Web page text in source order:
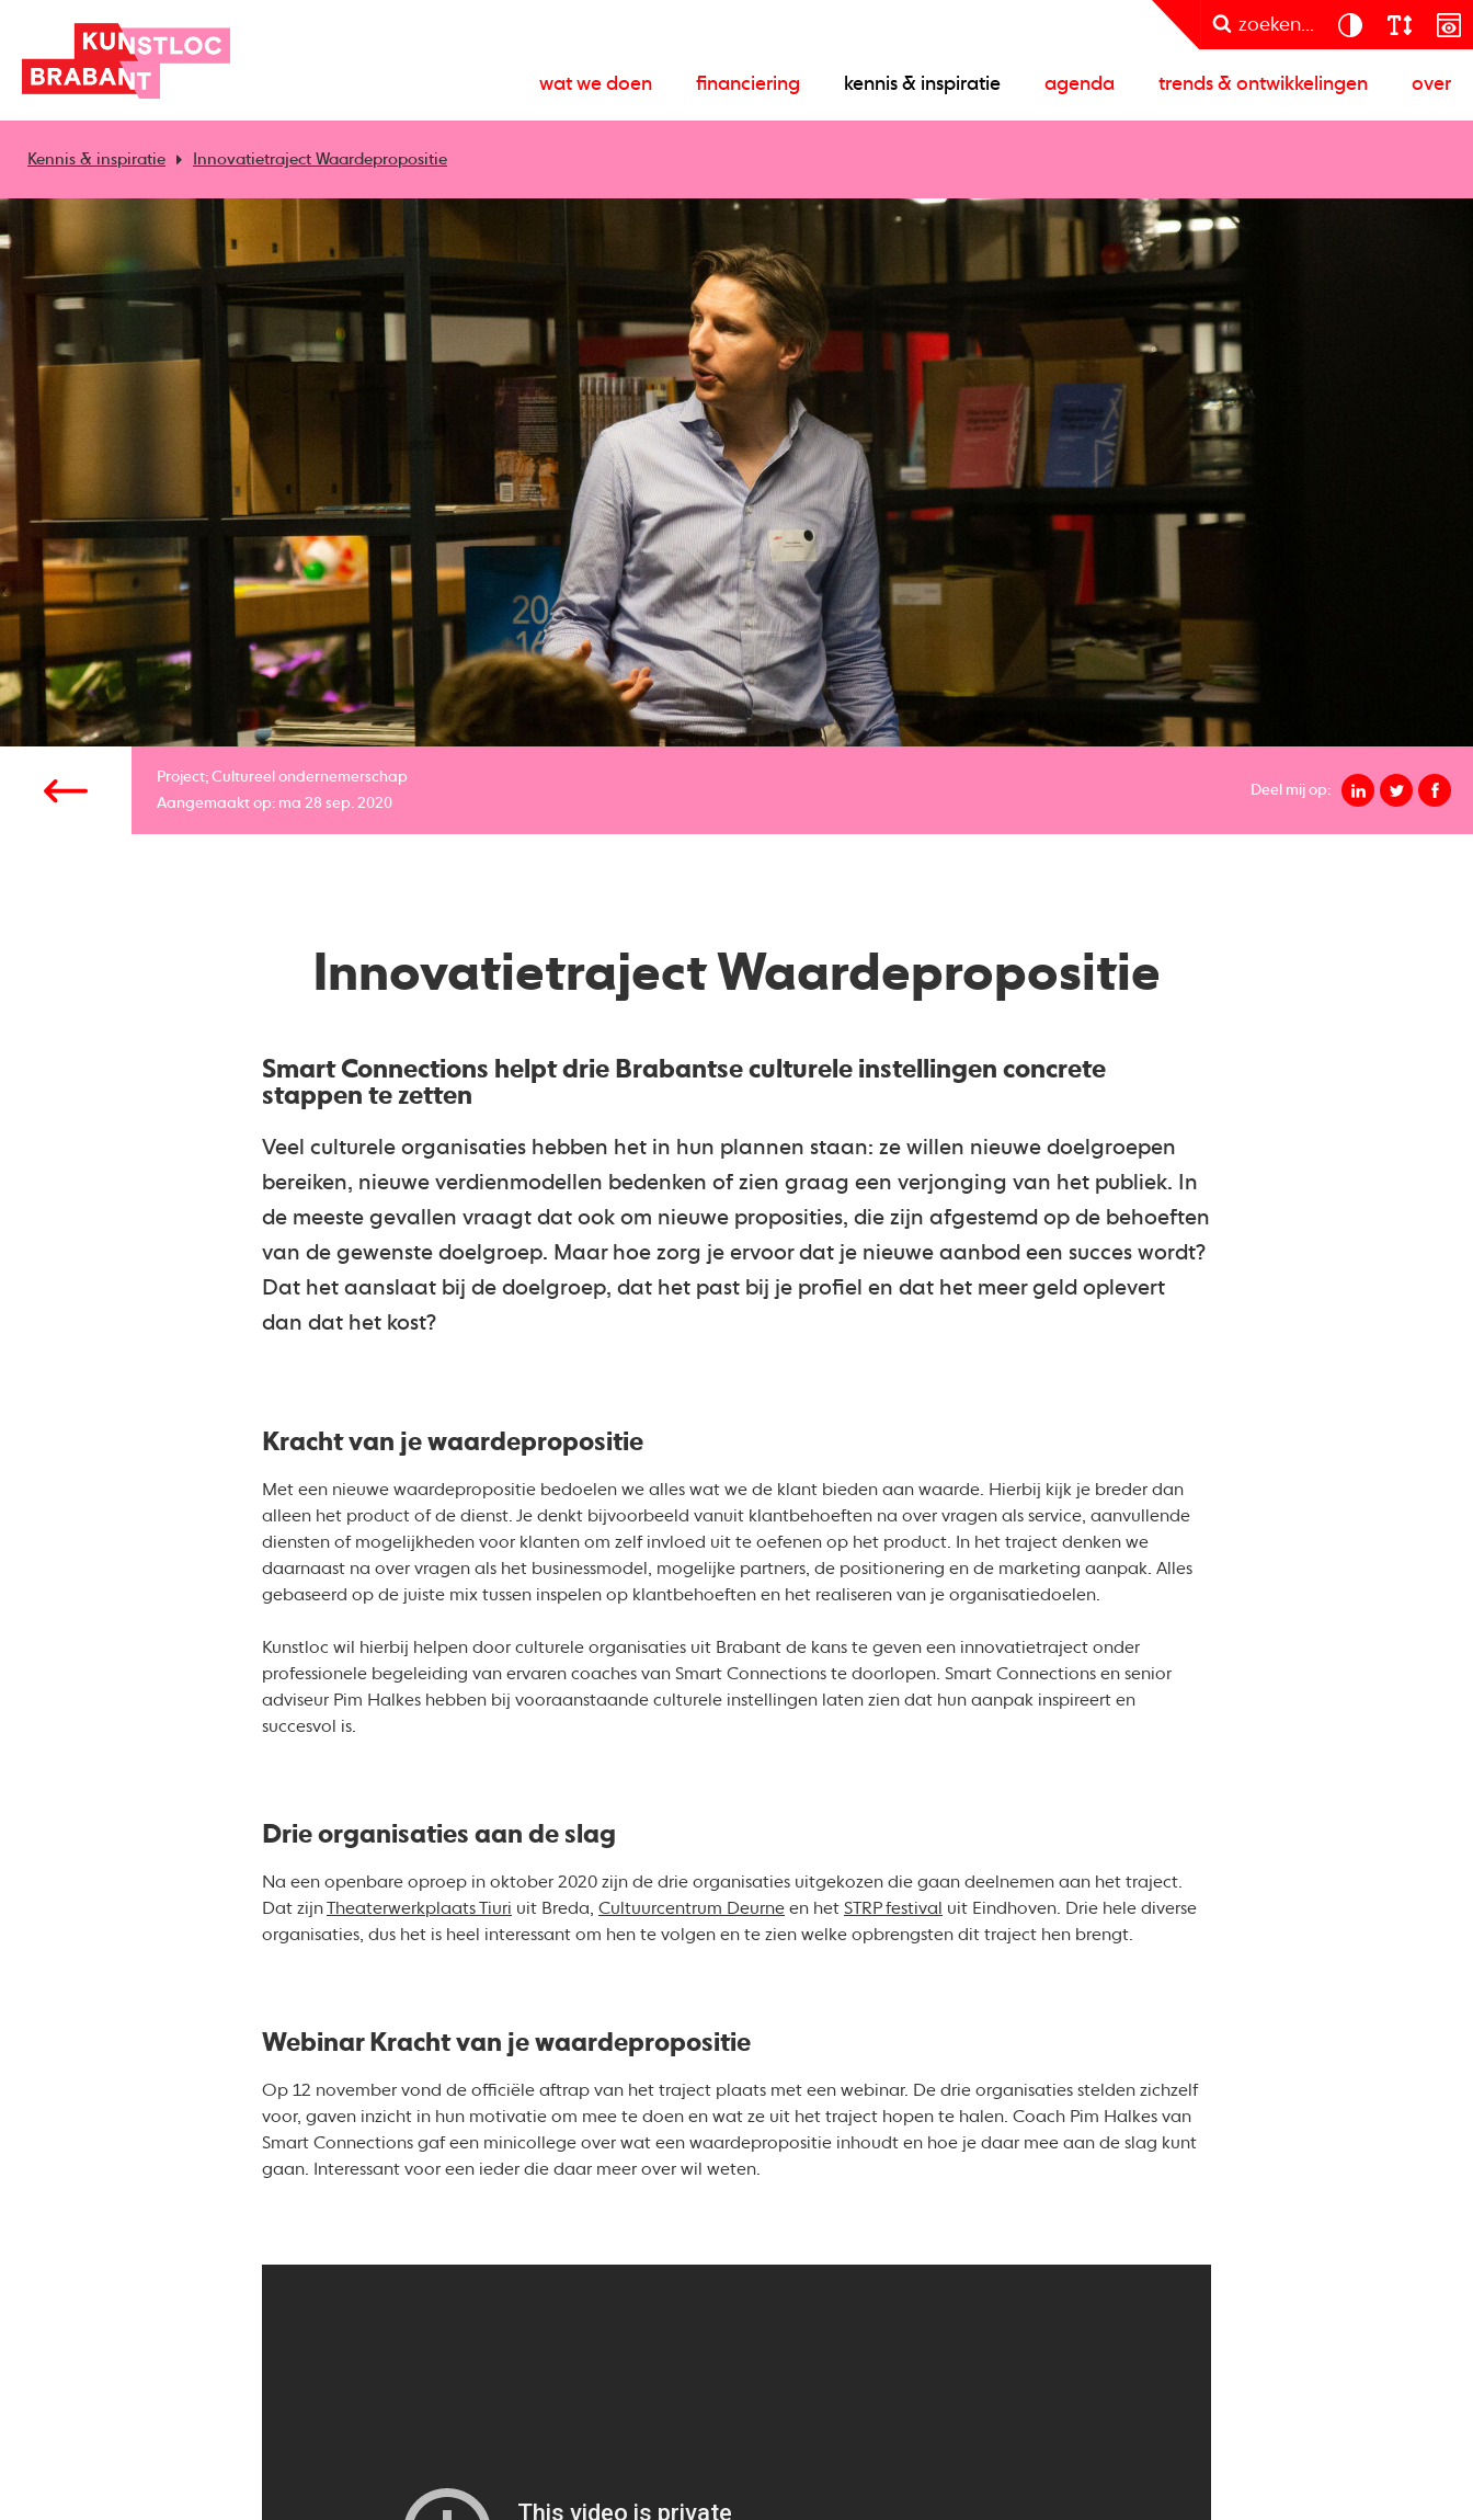
zoeken...
wat we doen financiering kennis & inspiratie agenda trends & ontwikkelingen over
Kennis & inspiratie Innovatietraject Waardepropositie
Project; Cultureel ondernemerschap
Aangemaakt op: ma 28 sep. 2020
Deel mij op:
Innovatietraject Waardepropositie
Smart Connections helpt drie Brabantse culturele instellingen concrete
stappen te zetten
Veel culturele organisaties hebben het in hun plannen staan: ze willen nieuwe doelgroepen
bereiken, nieuwe verdienmodellen bedenken of zien graag een verjonging van het publiek. In
de meeste gevallen vraagt dat ook om nieuwe proposities, die zijn afgestemd op de behoeften
van de gewenste doelgroep. Maar hoe zorg je ervoor dat je nieuwe aanbod een succes wordt?
Dat het aanslaat bij de doelgroep, dat het past bij je profiel en dat het meer geld oplevert
dan dat het kost?
Kracht van je waardepropositie
Met een nieuwe waardepropositie bedoelen we alles wat we de klant bieden aan waarde. Hierbij kijk je breder dan
alleen het product of de dienst. Je denkt bijvoorbeeld vanuit klantbehoeften na over vragen als service, aanvullende
diensten of mogelijkheden voor klanten om zelf invloed uit te oefenen op het product. In het traject denken we
daarnaast na over vragen als het businessmodel, mogelijke partners, de positionering en de marketing aanpak. Alles
gebaseerd op de juiste mix tussen inspelen op klantbehoeften en het realiseren van je organisatiedoelen.
Kunstloc wil hierbij helpen door culturele organisaties uit Brabant de kans te geven een innovatietraject onder
professionele begeleiding van ervaren coaches van Smart Connections te doorlopen. Smart Connections en senior
adviseur Pim Halkes hebben bij vooraanstaande culturele instellingen laten zien dat hun aanpak inspireert en
succesvol is.
Drie organisaties aan de slag
Na een openbare oproep in oktober 2020 zijn de drie organisaties uitgekozen die gaan deelnemen aan het traject.
Dat zijn
Theaterwerkplaats Tiuri uit Breda, Cultuurcentrum Deurne en het STRP festival uit Eindhoven. Drie hele diverse
organisaties, dus het is heel interessant om hen te volgen en te zien welke opbrengsten dit traject hen brengt.
Webinar Kracht van je waardepropositie
Op 12 november vond de officiële aftrap van het traject plaats met een webinar. De drie organisaties stelden zichzelf
voor, gaven inzicht in hun motivatie om mee te doen en wat ze uit het traject hopen te halen. Coach Pim Halkes van
Smart Connections gaf een minicollege over wat een waardepropositie inhoudt en hoe je daar mee aan de slag kunt
gaan. Interessant voor een ieder die daar meer over wil weten.